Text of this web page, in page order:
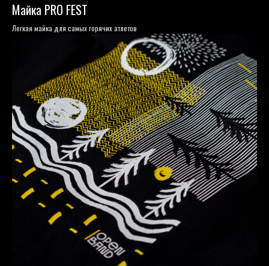
Майка PRO FEST
Легкая майка для самых горячих атлетов